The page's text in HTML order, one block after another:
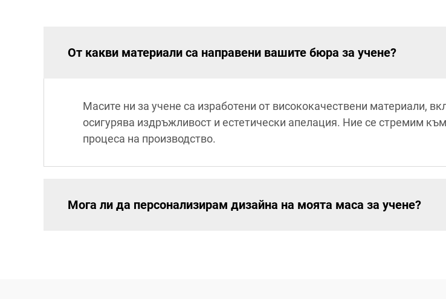
От какви материали са направени вашите бюра за учене?
Масите ни за учене са изработени от висококачествени материали,
осигурява издръжливост и естетически апелация. Ние се стремим
процеса на производство.
Мога ли да персонализирам дизайна на моята маса за учене?